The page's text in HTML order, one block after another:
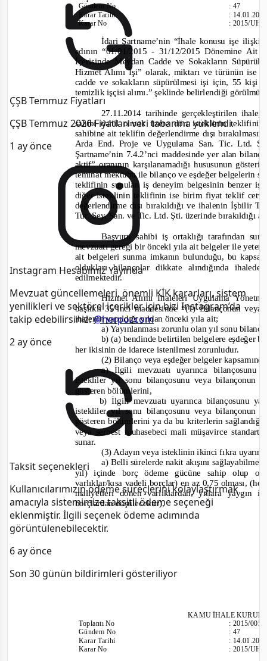
ÇŞB Temmuz Fiyatları
ÇŞB Temmuz 2026 Fiyatları veri tabanına yüklendi.
1 ay önce
Instagram Hesabımız Yayında
Mevzuat güncellemeleri, önemli KİK kararları, sistem
yenilikleri ve sektörel içerikler için bizi Instagram’da
takip edebilirsiniz:@herpozcom
2 ay önce
Taksit seçenekleri
Kullanıcılarımızın ödeme süreçlerini kolaylaştırmak
amacıyla sistemimize taksitli ödeme seçeneği
eklenmiştir. İlgili seçenek ödeme adımında
görüntülenebilecektir.
6 ay önce
Son 30 günün bildirimleri gösteriliyor
Gündem No
Karar Tarihi
Karar No
:47
:
:2015/
İdari Şartname’nin “İhale konusu işe
adının “01/01/2015 - 31/12/2015 Dönemine Ait
İçerisinde Meydan Cadde ve Sokakların
Hizmet Alımı İşi” olarak, miktarı ve türünün ise “
cadde ve sokakların süpürülmesi işi için, 55
temizlik işçisi alımı.” şeklinde belirlendiği
27.11.2014 tarihinde gerçekleştirilen
sahibi dahil olmak üzere dört isteklinin teklifinin
sahibine ait teklifin değerlendirme dışı
Arda End. Proje ve Uygulama San. Tic. Ltd.
Şartname’nin 7.4.2’nci maddesinde yer alan
aktif” oranının karşılanamadığı hususunun
teminat mektubu ile bilanço ve eşdeğer belgelerin
teklifinin sunulan iş deneyim belgesinin benzer iş
diğer isteklinin teklifinin ise birim fiyat teklif
değerlendirme dışı bırakıldığı ve ihalenin İşbilir
Tur. Sey. San. ve Tic. Ltd. Şti. üzerinde bırakıldığı
Başvuru sahibi iş ortaklığı tarafından
mevzuatı gereği bir önceki yıla ait belgeler ile
ait belgeleri sunma imkanın bulunduğu, bu
oldukları bilançolar dikkate alındığında
edilmektedir.
Hizmet Alımı İhaleleri Uygulama
başlıklı 35’inci maddesinde “(1) Bilançonun
ihalenin yapıldığı yıldan önceki yıla ait;
a) Yayınlanması zorunlu olan yıl sonu
b) (a) bendinde belirtilen belgelere eşdeğer
her ikisinin de idarece istenilmesi zorunludur.
(2) Bilanço veya eşdeğer belgeler
a) İlgili mevzuatı uyarınca
istekliler yıl sonu bilançosunu veya bilançonun
gösteren bölümlerini,
b) İlgili mevzuatı uyarınca bilançosunu
istekliler yıl sonu bilançosunu veya bilançonun
gösteren bölümlerini ya da bu kriterlerin
veya serbest muhasebeci mali müşavirce
sunar.
(3) Adayın veya isteklinin ikinci fıkra
a) Belli sürelerde nakit akışını
yıl) içinde borç ödeme gücüne sahip olup
varlıklar/kısa vadeli borçlar) en az 0,75 olması,
maliyetleri dönen varlıklardan, yıllara
borçlardan düşülecektir),
KAMU İHALE
ToplantıNo
Gündem No
Karar Tarihi
Karar No
:2015/005
:47
:
:2015/